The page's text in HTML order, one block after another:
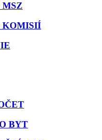
MSZ
KOMISIÍ
BYT